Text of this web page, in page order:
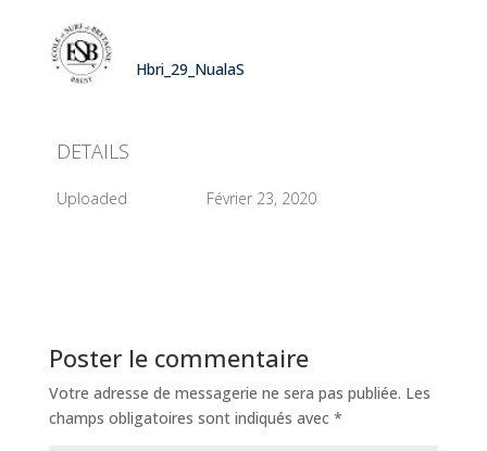
Hbri_29_NualaS
DETAILS
Uploaded Février 23, 2020
Poster le commentaire
Votre adresse de messagerie ne sera pas publiée. Les
champs obligatoires sont indiqués avec *